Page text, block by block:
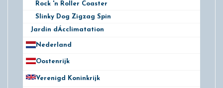
Rock 'n Roller Coaster
Slinky Dog Zigzag Spin
Jardin dÁcclimatation
Nederland
Oostenrijk
Verenigd Koninkrijk